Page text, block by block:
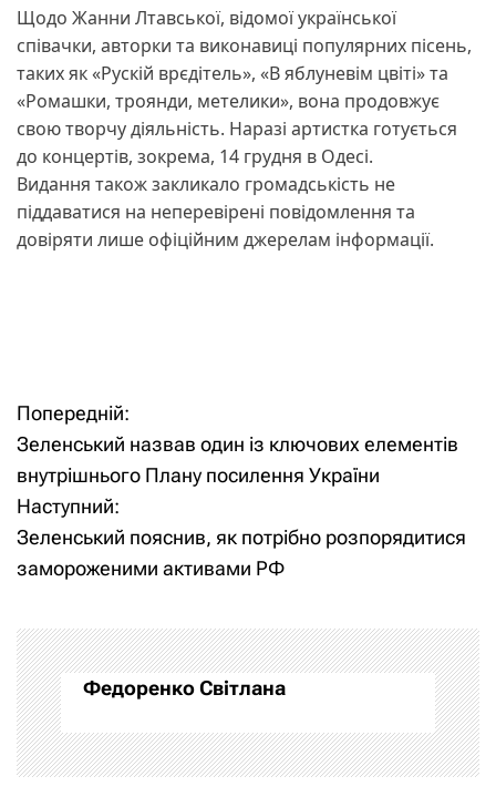
Щодо Жанни Лтавської, відомої української
співачки, авторки та виконавиці популярних пісень,
таких як «Рускій врєдітель», «В яблуневім цвіті» та
«Ромашки, троянди, метелики», вона продовжує
свою творчу діяльність. Наразі артистка готується
до концертів, зокрема, 14 грудня в Одесі.
Видання також закликало громадськість не
піддаватися на неперевірені повідомлення та
довіряти лише офіційним джерелам інформації.
в
и
г
а
и
я
п
Н
а
в
і
а
ц
і
Попередній:
Зеленський назвав один із ключових елементів
внутрішнього Плану посилення України
Наступний:
Зеленський пояснив, як потрібно розпорядитися
замороженими активами РФ
Федоренко Світлана